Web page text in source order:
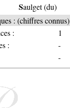
Saulget (du)
: (chiffres connus)
:
1
:
-
-